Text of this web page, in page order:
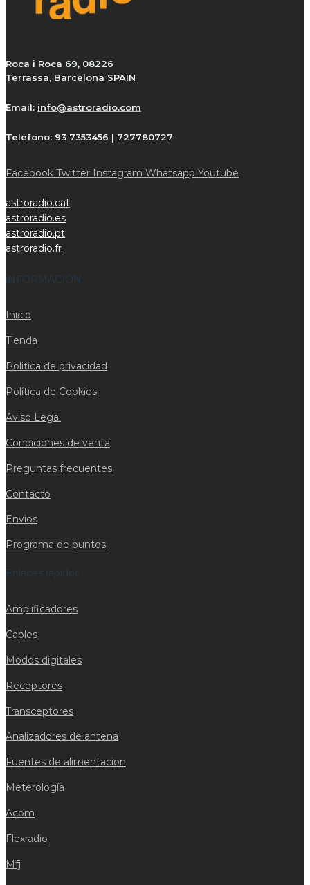
Roca i Roca 69, 08226
Terrassa, Barcelona SPAIN
Email: info@astroradio.com
Teléfono: 93 7353456 | 727780727
Facebook Twitter Instagram Whatsapp Youtube
astroradio.cat
astroradio.es
astroradio.pt
astroradio.fr
iNFORMACIÓN
Inicio
Tienda
Politica de privacidad
Política de Cookies
Aviso Legal
Condiciones de venta
Preguntas frecuentes
Contacto
Envios
Programa de puntos
Enlaces rapidos
Amplificadores
Cables
Modos digitales
Receptores
Transceptores
Analizadores de antena
Fuentes de alimentacion
Meterología
Acom
Flexradio
Mfj